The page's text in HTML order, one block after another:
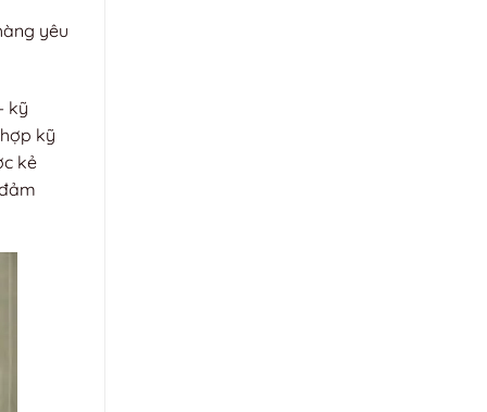
yêu
kỹ
kỹ
kẻ